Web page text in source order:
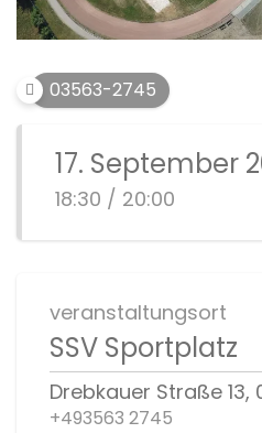
03563-2745
17. September
18:30 / 20:00
veranstaltungsort
SSV Sportplatz
Drebkauer Straße 13,
+493563 2745